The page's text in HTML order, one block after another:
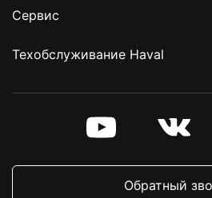
Сервис
Техобслуживание Haval
Обратный